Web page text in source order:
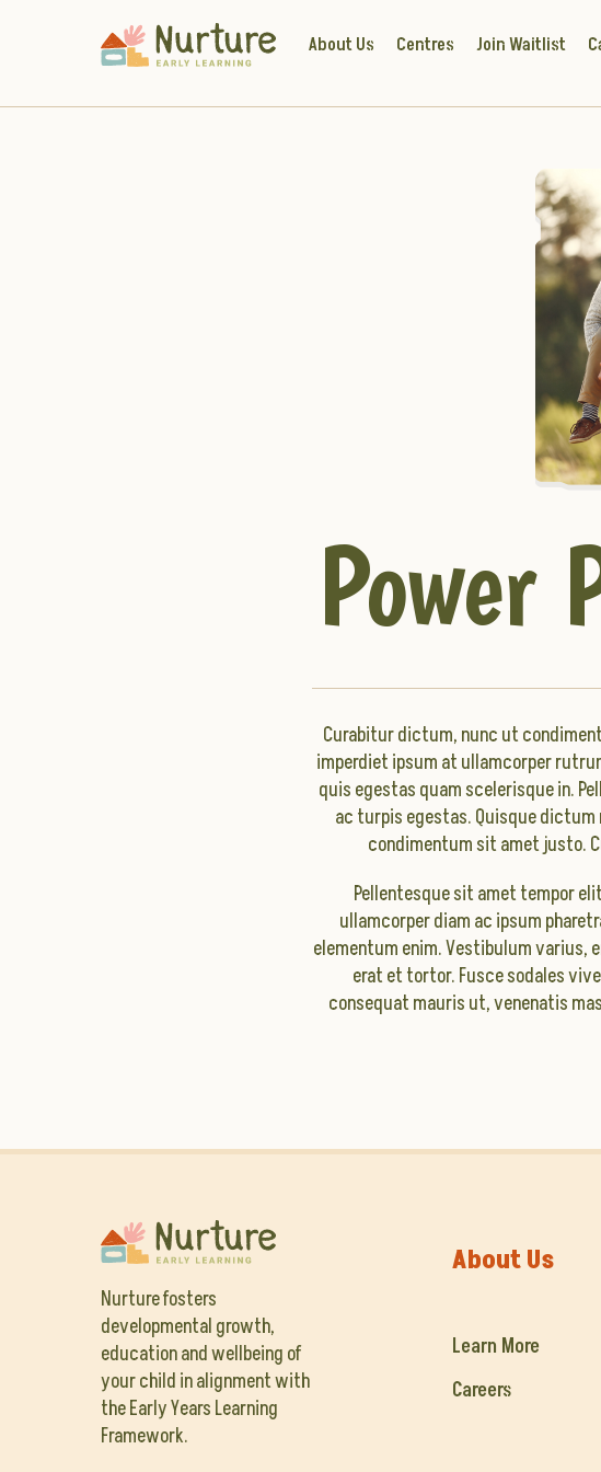
About Us Centres Join Waitlist
Power
Curabitur dictum, nunc ut
imperdiet ipsum at ullamcorper
quis egestas quam scelerisque in.
ac turpis egestas. Quisque
condimentum sit amet justo.
Pellentesque sit amet tempor
ullamcorper diam ac ipsum
elementum enim. Vestibulum varius,
erat et tortor. Fusce sodales
consequat mauris ut, venenatis
Nurture fosters
developmental growth,
education and wellbeing of
your child in alignment with
the Early Years Learning
Framework.
About Us
Learn More
Careers